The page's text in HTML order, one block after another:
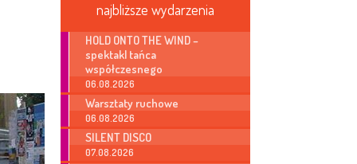
najbliższe wydarzenia
HOLD ONTO THE WIND –
spektakl tańca
współczesnego
06.08.2026
Warsztaty ruchowe
06.08.2026
SILENT DISCO
07.08.2026